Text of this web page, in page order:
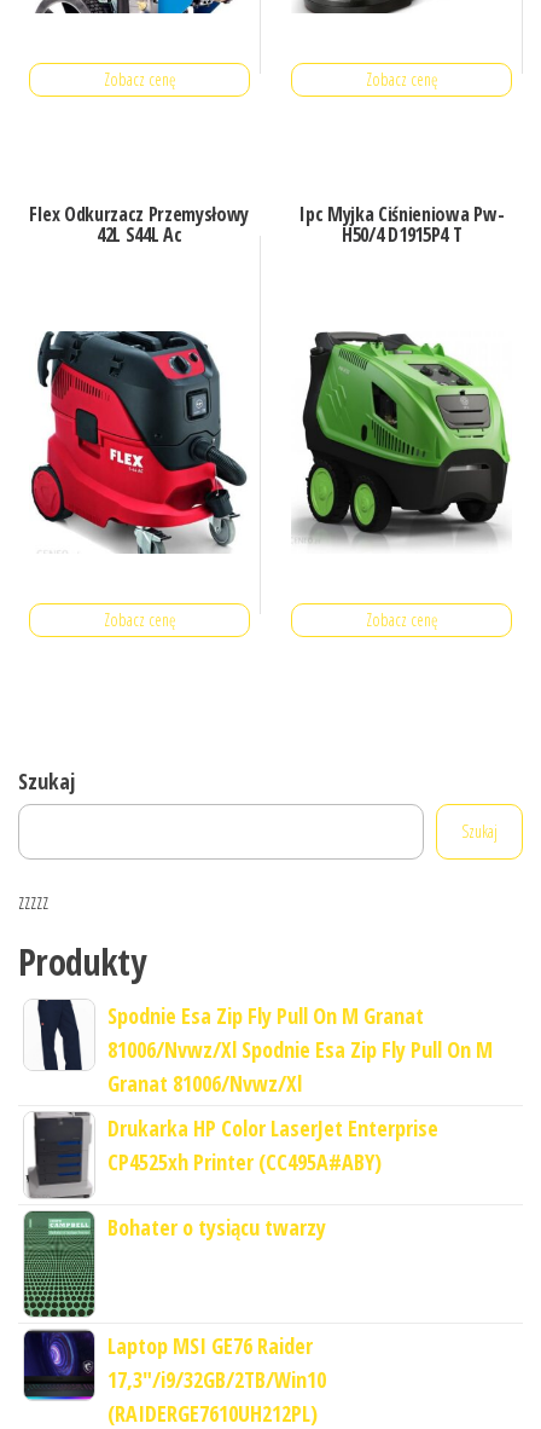
Zobacz cenę Zobacz cenę
Flex Odkurzacz Przemysłowy
42L S44L Ac
Zobacz cenę
Ipc Myjka Ciśnieniowa Pw-
H50/4 D1915P4 T
Zobacz cenę
Szukaj
Szukaj
zzzzz
Produkty
Spodnie Esa Zip Fly Pull On M Granat
81006/Nvwz/Xl Spodnie Esa Zip Fly Pull On M
Granat 81006/Nvwz/Xl
Drukarka HP Color LaserJet Enterprise
CP4525xh Printer (CC495A#ABY)
Bohater o tysiącu twarzy
Laptop MSI GE76 Raider
17,3"/i9/32GB/2TB/Win10
(RAIDERGE7610UH212PL)